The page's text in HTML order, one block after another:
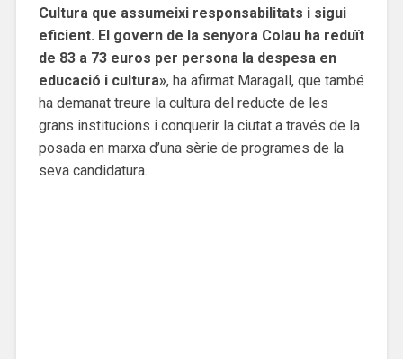
Cultura que assumeixi responsabilitats i sigui
eficient. El govern de la senyora Colau ha reduït
de 83 a 73 euros per persona la despesa en
educació i cultura», ha afirmat Maragall, que també
ha demanat treure la cultura del reducte de les
grans institucions i conquerir la ciutat a través de la
posada en marxa d’una sèrie de programes de la
seva candidatura.